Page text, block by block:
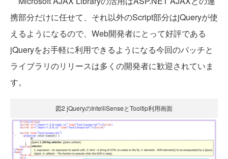
携部分だけに任せて、それ以外のScript部分はjQueryが使
えるようになるので、Web開発者にとって好評である
jQueryをお手軽に利用できるようになる今回のパッチと
ライブラリのリリースは多くの開発者に歓迎されていま
す。
図2 jQueryのIntelliSenseとTooltip利用画面